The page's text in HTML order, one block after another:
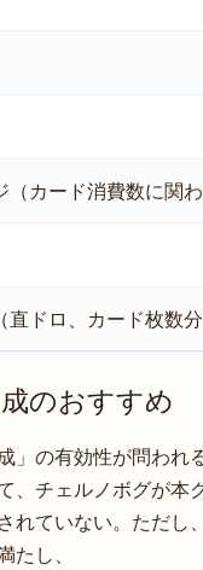
（カード消費数に関
ドロ、カード枚数
のおすすめ
」の有効性が問われ
、チェルノボグが本
れていない。ただし
し、